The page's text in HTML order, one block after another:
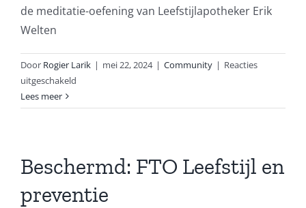
de meditatie-oefening van Leefstijlapotheker Erik
Welten
Door Rogier Larik | mei 22, 2024 | Community | Reacties
uitgeschakeld
Lees meer
Beschermd: FTO Leefstijl en
preventie